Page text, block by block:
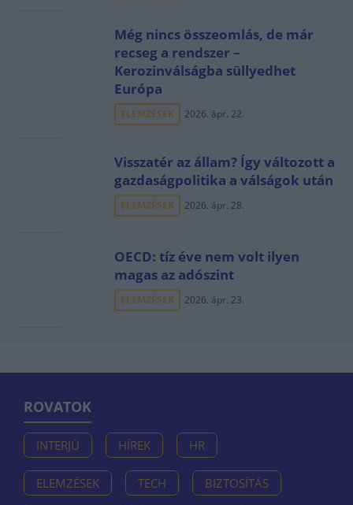
Még nincs összeomlás, de már
recseg a rendszer –
Kerozinválságba süllyedhet
Európa
ELEMZÉSEK 2026. ápr. 22.
Visszatér az állam? Így változott a
gazdaságpolitika a válságok után
ELEMZÉSEK 2026. ápr. 28.
OECD: tíz éve nem volt ilyen
magas az adószint
ELEMZÉSEK 2026. ápr. 23.
ROVATOK
INTERJÚ HÍREK HR
ELEMZÉSEK TECH BIZTOSÍTÁS